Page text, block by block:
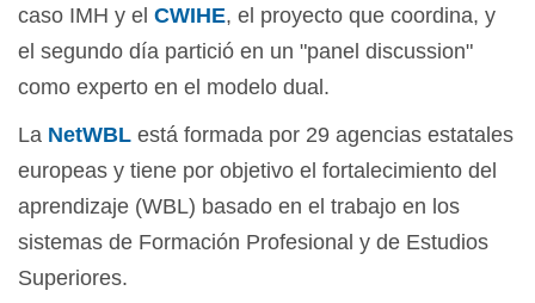
caso IMH y el CWIHE, el proyecto que coordina, y
el segundo día partició en un "panel discussion"
como experto en el modelo dual.
La NetWBL está formada por 29 agencias estatales
europeas y tiene por objetivo el fortalecimiento del
aprendizaje (WBL) basado en el trabajo en los
sistemas de Formación Profesional y de Estudios
Superiores.